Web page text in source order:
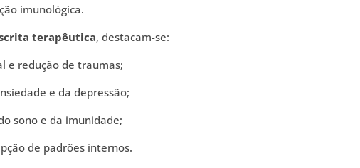
imunológica.
terapêutica, destacam-se:
de traumas;
e da depressão;
e da imunidade;
de padrões internos.